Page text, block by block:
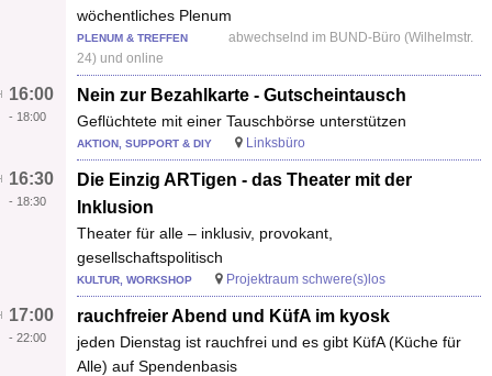
wöchentliches Plenum
PLENUM & TREFFEN
abwechselnd im BUND-Büro (Wilhelmstr.
24) und online
Nein zur Bezahlkarte - Gutscheintausch
Geflüchtete mit einer Tauschbörse unterstützen
16:00
- 18:00
AKTION, SUPPORT & DIY Linksbüro
Die Einzig ARTigen - das Theater mit der
Inklusion
Theater für alle – inklusiv, provokant,
gesellschaftspolitisch
16:30
- 18:30
KULTUR, WORKSHOP Projektraum schwere(s)los
rauchfreier Abend und KüfA im kyosk
jeden Dienstag ist rauchfrei und es gibt KüfA (Küche für
Alle) auf Spendenbasis
17:00
- 22:00